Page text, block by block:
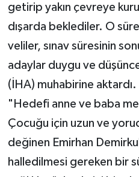
getirip yakın çevreye
dışarda beklediler. O
veliler, sınav süresinin
adaylar duygu ve
(İHA) muhabirine aktardı.
"Hedefi anne ve baba
Çocuğu için uzun ve
değinen Emirhan
halledilmesi gereken bir